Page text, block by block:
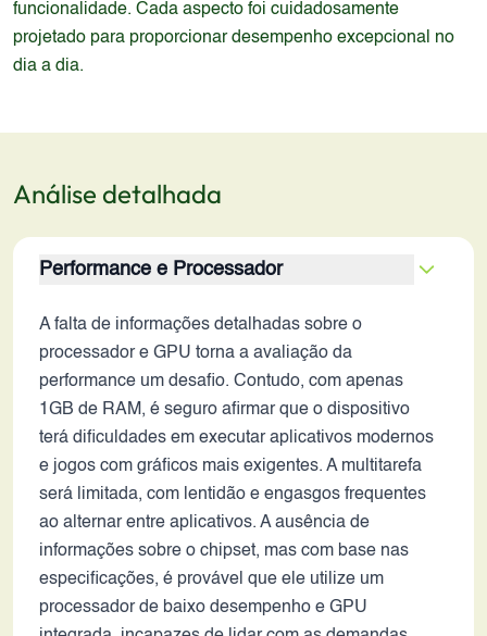
funcionalidade. Cada aspecto foi cuidadosamente
projetado para proporcionar desempenho excepcional no
dia a dia.
Análise detalhada
Performance e Processador
A falta de informações detalhadas sobre o
processador e GPU torna a avaliação da
performance um desafio. Contudo, com apenas
1GB de RAM, é seguro afirmar que o dispositivo
terá dificuldades em executar aplicativos modernos
e jogos com gráficos mais exigentes. A multitarefa
será limitada, com lentidão e engasgos frequentes
ao alternar entre aplicativos. A ausência de
informações sobre o chipset, mas com base nas
especificações, é provável que ele utilize um
processador de baixo desempenho e GPU